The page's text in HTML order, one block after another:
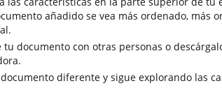
añadido se vea más ordenado, más
tu documento con otras personas o
diferente y sigue explorando las